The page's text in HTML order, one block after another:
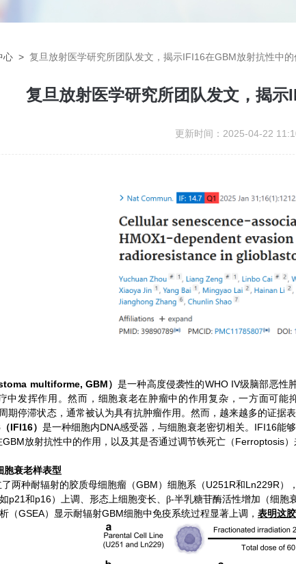
心 > 复旦放射医学研究所团队发文，揭示IFI16在GBM放射抗性中的
复旦放射医学研究所团队发文，揭
更新时间：2025-04-22
multiforme, GBM ）是一种高度侵袭性的WHO IV级脑部恶性
中发挥作用。然而，细胞衰老在肿瘤中的作用复杂，一方面可能
期停滞状态，通常被认为具有抗肿瘤作用。然而，越来越多的证据
（IFI16） 是一种细胞内DNA感受器，与细胞衰老密切相关。 IFI16能
GBM放射抗性中的作用，以及其是否通过调节铁死亡（ Ferroptosis
胞衰老样表型
两种耐辐射的胶质母细胞瘤（GBM ）细胞系（ U251R和Ln229R ）
p21 和p16）上调、形态上细胞变长、β-半乳糖苷酶活性增加（细胞
（GSEA）显示耐辐射GBM细胞中免疫系统过程显著上调， 表明这